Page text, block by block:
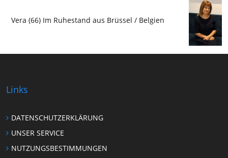
Vera (66) Im Ruhestand aus Brüssel / Belgien
Links
DATENSCHUTZERKLÄRUNG
UNSER SERVICE
NUTZUNGSBESTIMMUNGEN